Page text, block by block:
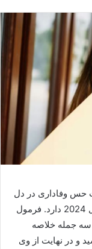
حس وفاداری در دل
مشتری نقش پر رنگی در موفقیت برند در سال 2024 دارد. فرمول
سه جمله خلاصه
و در نهایت از وی